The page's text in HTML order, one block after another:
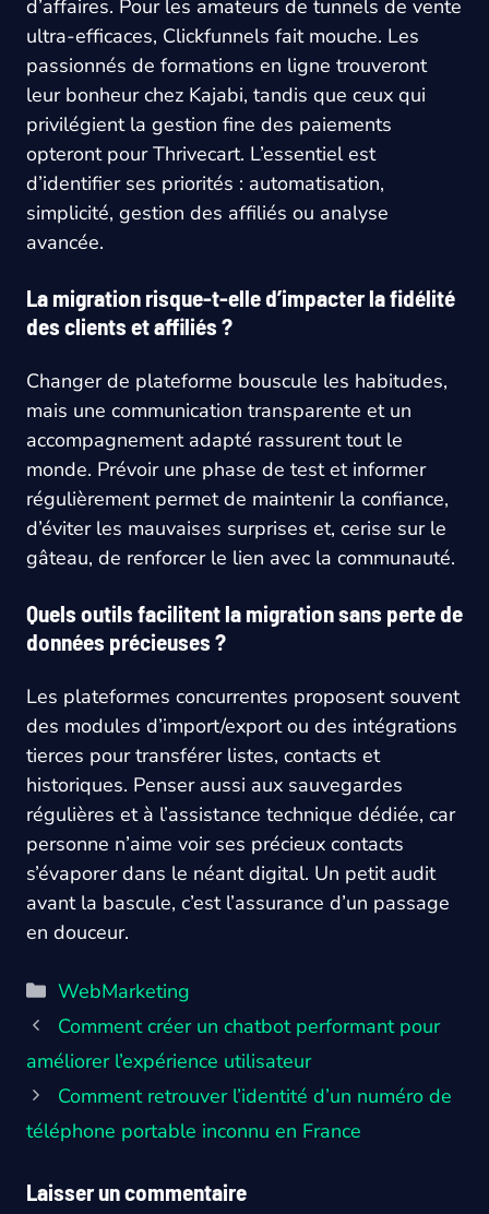
d’affaires. Pour les amateurs de tunnels de vente
ultra-efficaces, Clickfunnels fait mouche. Les
passionnés de formations en ligne trouveront
leur bonheur chez Kajabi, tandis que ceux qui
privilégient la gestion fine des paiements
opteront pour Thrivecart. L’essentiel est
d’identifier ses priorités : automatisation,
simplicité, gestion des affiliés ou analyse
avancée.
La migration risque-t-elle d’impacter la fidélité
des clients et affiliés ?
Changer de plateforme bouscule les habitudes,
mais une communication transparente et un
accompagnement adapté rassurent tout le
monde. Prévoir une phase de test et informer
régulièrement permet de maintenir la confiance,
d’éviter les mauvaises surprises et, cerise sur le
gâteau, de renforcer le lien avec la communauté.
Quels outils facilitent la migration sans perte de
données précieuses ?
Les plateformes concurrentes proposent souvent
des modules d’import/export ou des intégrations
tierces pour transférer listes, contacts et
historiques. Penser aussi aux sauvegardes
régulières et à l’assistance technique dédiée, car
personne n’aime voir ses précieux contacts
s’évaporer dans le néant digital. Un petit audit
avant la bascule, c’est l’assurance d’un passage
en douceur.
Catégories
WebMarketing
Comment créer un chatbot performant pour
améliorer l’expérience utilisateur
Comment retrouver l’identité d’un numéro de
téléphone portable inconnu en France
Laisser un commentaire